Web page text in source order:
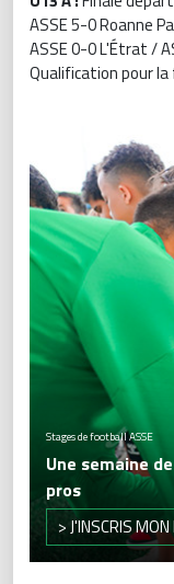
ASSE 5-0 Roanne
ASSE 0-0 L'Étrat /
Qualification pour la
Stages de football ASSE
Une semaine
pros
> J'INSCRIS